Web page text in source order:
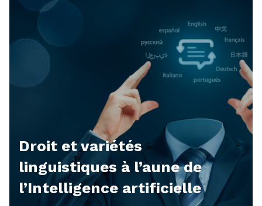
Droit et variétés
linguistiques à l’aune de
l’Intelligence artificielle